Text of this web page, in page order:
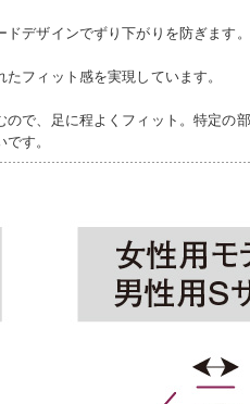
デザインでずり下がりを防ぎます。
フィット感を実現しています。
で、足に程よくフィット。特定の
す。